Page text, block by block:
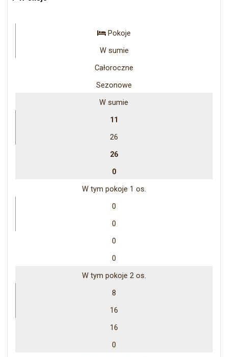
Pokoje
W sumie
Całoroczne
Sezonowe
W sumie
11
26
26
0
W tym pokoje 1 os.
0
0
0
0
W tym pokoje 2 os.
8
16
16
0